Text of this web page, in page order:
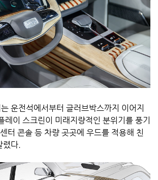
운전석에서부터 글러브박스까지 이어지
레이 스크린이 미래지량적인 분위기를 풍기
터 콘솔 등 차량 곳곳에 우드를 적용해 친
다.